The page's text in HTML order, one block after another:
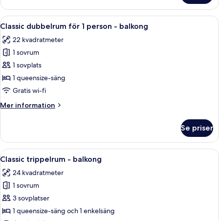
dubbelrum
eller
tvåbäddsrum
balkong
Öppna
alla
foton
för
Classic
dubbelrum
för
person
Ett hotellrum med en säng, ett
16
Classic dubbelrum för 1 person - balkong
22 kvadratmeter
1 sovrum
1 sovplats
1 queensize-säng
Gratis wi-fi
Mer information
Mer
dubbelrum
för
1
balkong
Se priser
Öppna
alla
foton
för
Classic
trippelrum
Ett sovrum med en säng, sängbord,
7
Classic trippelrum - balkong
24 kvadratmeter
1 sovrum
3 sovplatser
1 queensize-säng och 1 enkelsäng